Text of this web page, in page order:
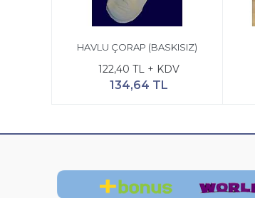
HAVLU ÇORAP (BASKISIZ)
122,40 TL + KDV
134,64 TL